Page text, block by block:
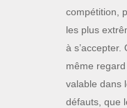
compétition,
les plus
à s’accepter.
même
valable dans
défauts, que